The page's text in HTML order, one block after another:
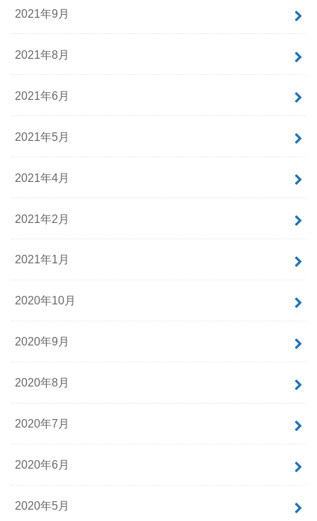
2021年9月
2021年8月
2021年6月
2021年5月
2021年4月
2021年2月
2021年1月
2020年10月
2020年9月
2020年8月
2020年7月
2020年6月
2020年5月